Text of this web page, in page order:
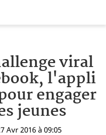
viral
l'appli
engager
jeunes
Avr 2016 à 09:05